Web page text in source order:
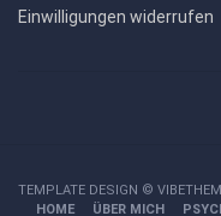
Einwilligungen widerrufen
TEMPLATE DESIGN ©
HOME
ÜBER MICH